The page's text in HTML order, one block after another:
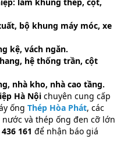
bộ khung máy móc, xe
kệ, vách ngăn.
hệ thống trần, cột
nhà kho, nhà cao tầng.
Hà Nội chuyên cung cấp
ống Thép Hòa Phát, các
và thép ống đen cỡ lớn
161 để nhận báo giá